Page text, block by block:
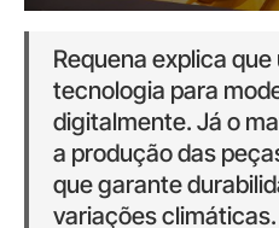
Requena explica
tecnologia para
digitalmente. Já o
a produção das
que garante
variações climáticas.